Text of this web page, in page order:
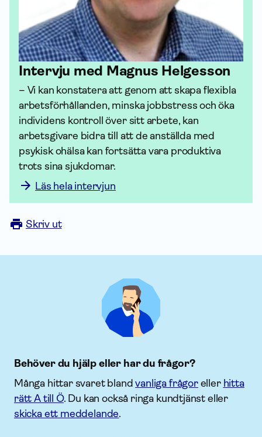
Intervju med Magnus Helgesson
– Vi kan konstatera att genom att skapa flexibla
arbetsförhållanden, minska jobbstress och öka
individens kontroll över sitt arbete, kan
arbetsgivare bidra till att de anställda med
psykisk ohälsa kan fortsätta vara produktiva
trots sina sjukdomar.
Läs hela intervjun
Skriv ut
Behöver du hjälp eller har du frågor?
Många hittar svaret blandvanliga frågoreller hitta
rätt A till Ö. Du kan också ringa kundtjänst eller
skicka ett meddelande.